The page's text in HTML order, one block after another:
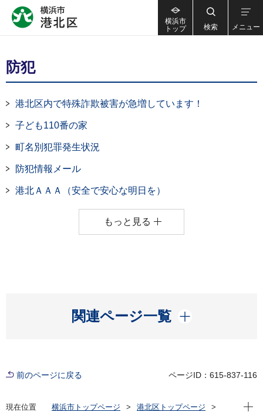
横浜市
トップ
検索 メニュー
防犯
港北区内で特殊詐欺被害が急増しています！
子ども110番の家
町名別犯罪発生状況
防犯情報メール
港北ＡＡＡ（安全で安心な明日を）
もっと見る
関連ページ一覧
開く
前のページに戻る ページID：615-837-116
現在位置 横浜市トップページ
港北区トップページ
現在